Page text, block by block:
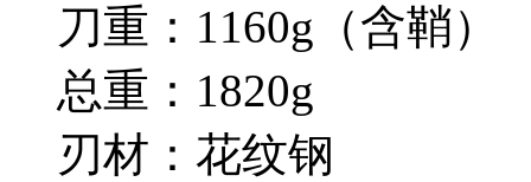
刀重：1160g（含鞘
总重：1820g
刃材：花纹钢